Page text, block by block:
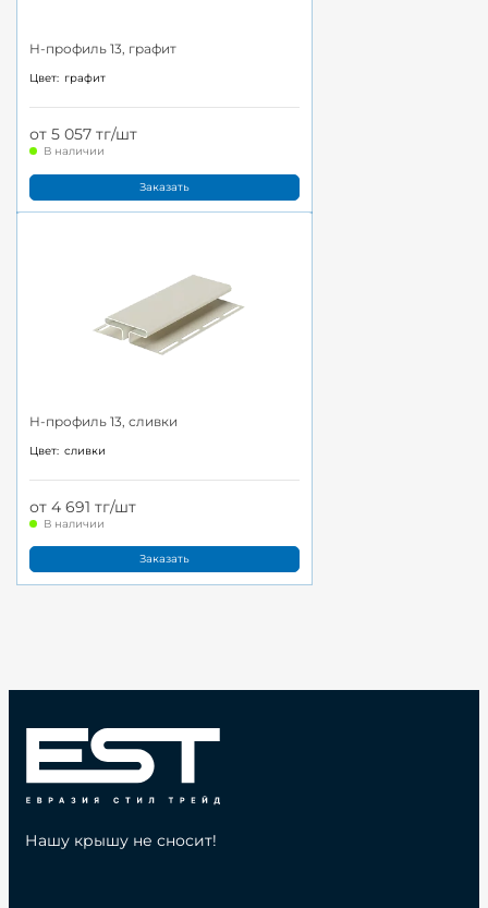
H-профиль 13, графит
Цвет: графит
от 5 057 тг/шт
В наличии
Заказать
H-профиль 13, сливки
Цвет: сливки
от 4 691 тг/шт
В наличии
Заказать
Нашу крышу не сносит!